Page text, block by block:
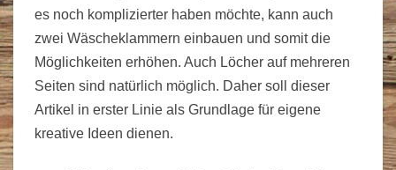
es noch komplizierter haben möchte, kann auch
zwei Wäscheklammern einbauen und somit die
Möglichkeiten erhöhen. Auch Löcher auf mehreren
Seiten sind natürlich möglich. Daher soll dieser
Artikel in erster Linie als Grundlage für eigene
kreative Ideen dienen.